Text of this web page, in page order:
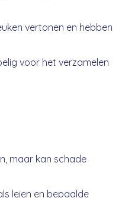
vertonen en hebben
voor het verzamelen
maar kan schade
leien en bepaalde